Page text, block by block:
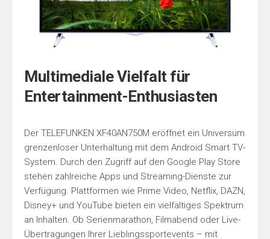
Multimediale Vielfalt für
Entertainment-Enthusiasten
Der TELEFUNKEN XF40AN750M eröffnet ein Universum
grenzenloser Unterhaltung mit dem Android Smart TV-
System. Durch den Zugriff auf den Google Play Store
stehen zahlreiche Apps und Streaming-Dienste zur
Verfügung. Plattformen wie Prime Video, Netflix, DAZN,
Disney+ und YouTube bieten ein vielfältiges Spektrum
an Inhalten. Ob Serienmarathon, Filmabend oder Live-
Übertragungen Ihrer Lieblingssportevents – mit